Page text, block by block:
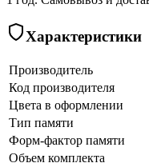
Характеристики
Производитель
Код производителя
Цвета в оформлении
Тип памяти
Форм-фактор памяти
Объем комплекта